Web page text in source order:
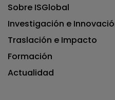
Sobre ISGlobal
Investigación e
Traslación e Impacto
Formación
Actualidad